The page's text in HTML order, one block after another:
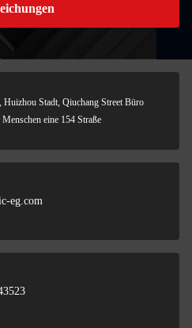
Stadt, Qiuchang Street Büro
eine 154 Straße
eg.com